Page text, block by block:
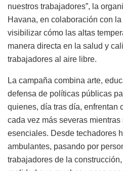
nuestros trabajadores”, la
Havana, en colaboración con
visibilizar cómo las altas
manera directa en la salud y
trabajadores al aire libre.
La campaña combina arte,
defensa de políticas públicas
quienes, día tras día, enfrentan
cada vez más severas
esenciales. Desde techadores
ambulantes, pasando por
trabajadores de la